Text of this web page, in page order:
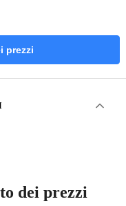
prezzi
dei prezzi